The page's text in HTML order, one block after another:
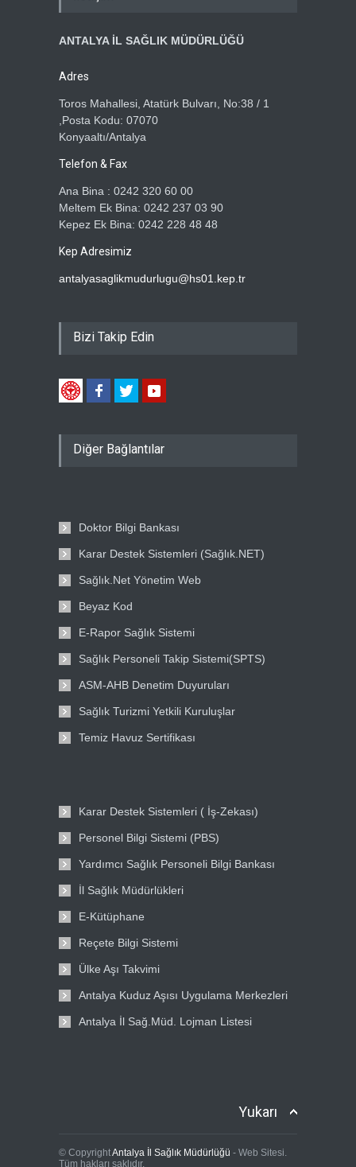
ANTALYA İL SAĞLIK MÜDÜRLÜĞÜ
Adres
Toros Mahallesi, Atatürk Bulvarı, No:38 / 1
,Posta Kodu: 07070
Konyaaltı/Antalya
Telefon & Fax
Ana Bina : 0242 320 60 00
Meltem Ek Bina: 0242 237 03 90
Kepez Ek Bina: 0242 228 48 48
Kep Adresimiz
antalyasaglikmudurlugu@hs01.kep.tr
Bizi Takip Edin
Diğer Bağlantılar
Doktor Bilgi Bankası
Karar Destek Sistemleri (Sağlık.NET)
Sağlık.Net Yönetim Web
Beyaz Kod
E-Rapor Sağlık Sistemi
Sağlık Personeli Takip Sistemi(SPTS)
ASM-AHB Denetim Duyuruları
Sağlık Turizmi Yetkili Kuruluşlar
Temiz Havuz Sertifikası
Karar Destek Sistemleri ( İş-Zekası)
Personel Bilgi Sistemi (PBS)
Yardımcı Sağlık Personeli Bilgi Bankası
İl Sağlık Müdürlükleri
E-Kütüphane
Reçete Bilgi Sistemi
Ülke Aşı Takvimi
Antalya Kuduz Aşısı Uygulama Merkezleri
Antalya İl Sağ.Müd. Lojman Listesi
Yukarı
© CopyrightAntalya İl Sağlık Müdürlüğü - Web Sitesi.
Tüm hakları saklıdır.